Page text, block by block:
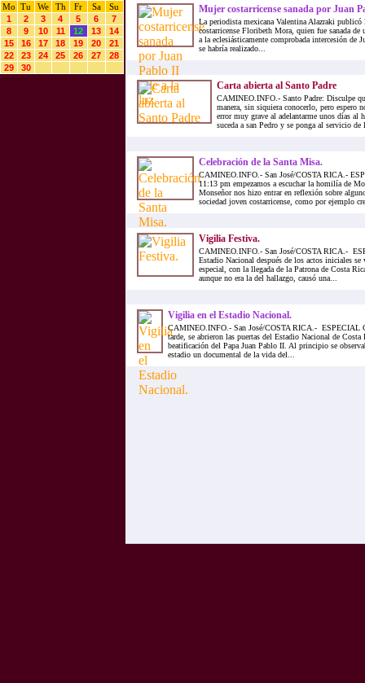
Mo
Tu We Th Fr Sa
Su
1
2 3 4 5 6
7
8
9 10 11 12 13
14
15
16 17 18 19 20
21
22
23 24 25 26 27
28
29
30
Mujer costarricense sanada por Juan
La periodista mexicana Valentina Alazraki publicó
costarricense Floribeth Mora, quien fue sanada de
a la eclesiásticamente comprobada intercesión de
se habría realizado...
Carta abierta al Santo Padre
CAMINEO.INFO.- Santo Padre: Disculpe
manera, sin siquiera conocerlo, pero espero
error muy grave al adelantarme unos días al
suceda a san Pedro y se ponga al servicio
Celebración de la Santa Misa.
CAMINEO.INFO.- San José/COSTA RICA.-
11:13 pm empezamos a escuchar la homilía de
Monseñor nos hizo entrar en reflexión sobre
sociedad joven costarricense, como por ejemplo
Vigilia Festiva.
CAMINEO.INFO.- San José/COSTA RICA.-
Estadio Nacional después de los actos iniciales
especial, con la llegada de la Patrona de Costa
aunque no era la del hallazgo, causó una...
Vigilia en el Estadio Nacional.
CAMINEO.INFO.- San José/COSTA RICA.- ESPECIAL
tarde, se abrieron las puertas del Estadio Nacional de Costa
beatificación del Papa Juan Pablo II. Al principio se
estadio un documental de la vida del...